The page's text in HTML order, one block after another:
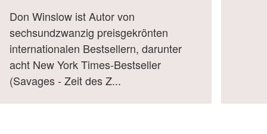
Don Winslow ist Autor von
sechsundzwanzig preisgekrönten
internationalen Bestsellern, darunter
acht New York Times-Bestseller
(Savages - Zeit des Z...